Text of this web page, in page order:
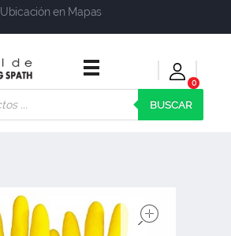
Ubicación en Mapas
0
BUSCAR